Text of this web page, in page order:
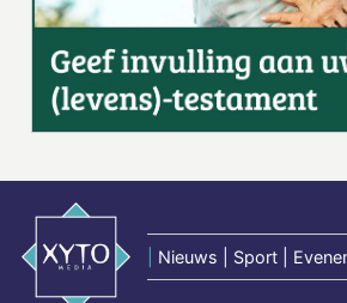
Nieuws | Sport |